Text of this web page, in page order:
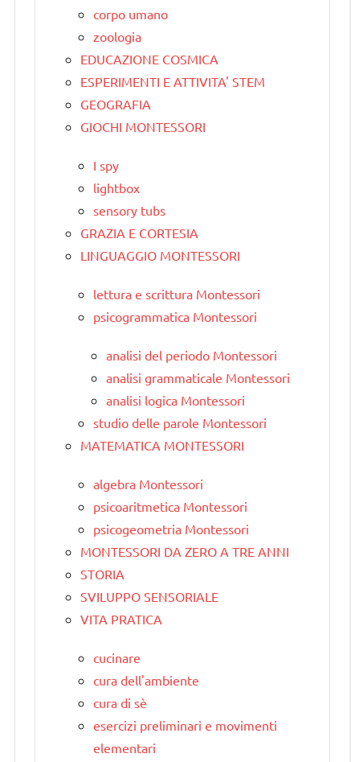
corpo umano
zoologia
EDUCAZIONE COSMICA
ESPERIMENTI E ATTIVITA' STEM
GEOGRAFIA
GIOCHI MONTESSORI
I spy
lightbox
sensory tubs
GRAZIA E CORTESIA
LINGUAGGIO MONTESSORI
lettura e scrittura Montessori
psicogrammatica Montessori
analisi del periodo Montessori
analisi grammaticale Montessori
analisi logica Montessori
studio delle parole Montessori
MATEMATICA MONTESSORI
algebra Montessori
psicoaritmetica Montessori
psicogeometria Montessori
MONTESSORI DA ZERO A TRE ANNI
STORIA
SVILUPPO SENSORIALE
VITA PRATICA
cucinare
cura dell'ambiente
cura di sè
esercizi preliminari e movimenti
elementari